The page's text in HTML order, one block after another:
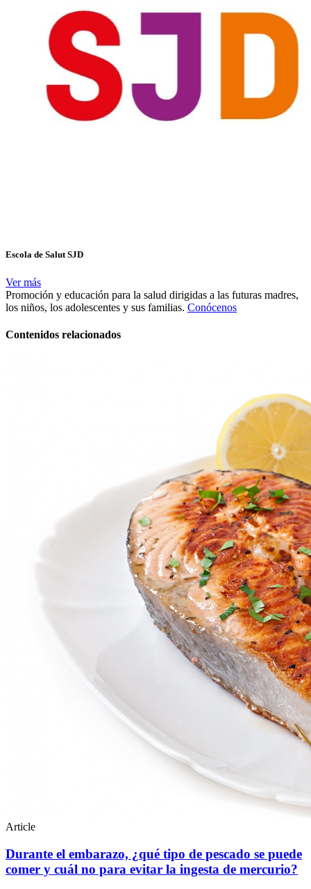
Escola de Salut SJD
Ver más
Promoción y educación para la salud dirigidas a las futuras madres,
los niños, los adolescentes y sus familias. Conócenos
Contenidos relacionados
Article
Durante el embarazo, ¿qué tipo de pescado se puede
comer y cuál no para evitar la ingesta de mercurio?